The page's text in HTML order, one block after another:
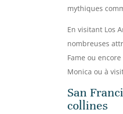
mythiques
En visitant Los
nombreuses
Fame ou
Monica ou à
San
collines